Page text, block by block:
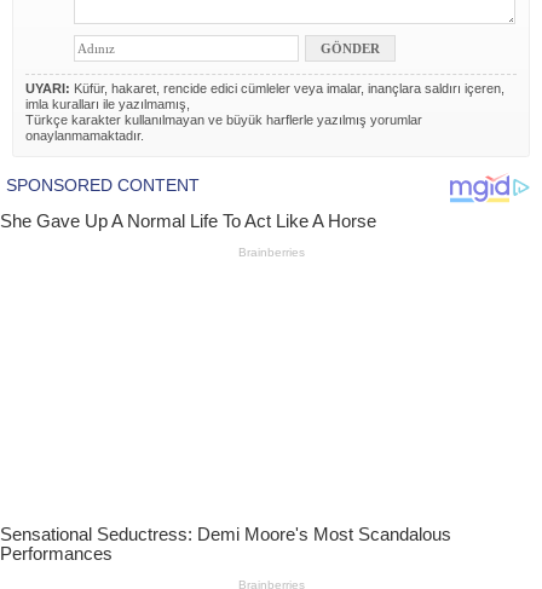
UYARI: Küfür, hakaret, rencide edici cümleler veya imalar, inançlara saldırı içeren,
imla kuralları ile yazılmamış,
Türkçe karakter kullanılmayan ve büyük harflerle yazılmış yorumlar
onaylanmamaktadır.